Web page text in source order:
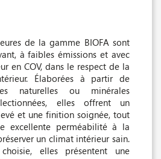
de la gamme BIOFA sont
à faibles émissions et avec
en COV, dans le respect de la
Élaborées à partir de
naturelles ou minérales
elles offrent un
et une finition soignée, tout
excellente perméabilité à la
un climat intérieur sain.
elles présentent une